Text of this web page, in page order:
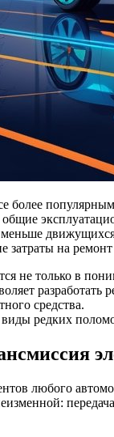
более
затраты на
не только в
средства.
редких
любого